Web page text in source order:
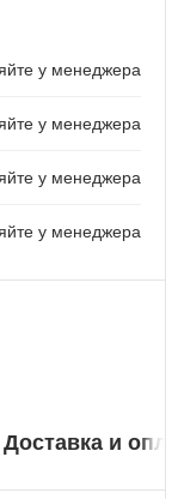
у менеджера
у менеджера
у менеджера
у менеджера
Доставка и